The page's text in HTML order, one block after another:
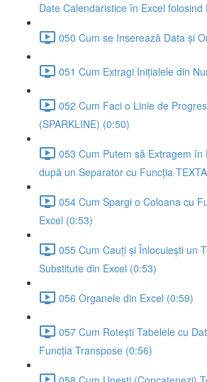
Date Calendaristice în Excel folosind
050 Cum se Inserează Data și
051 Cum Extragi Inițialele din
052 Cum Faci o Linie de
(SPARKLINE) (0:50)
053 Cum Putem să Extragem în
după un Separator cu Funcția
054 Cum Spargi o Coloana cu
Excel (0:53)
055 Cum Cauți și Înlocuiești un
Substitute din Excel (0:53)
056 Organele din Excel (0:59)
057 Cum Rotești Tabelele cu
Funcția Transpose (0:56)